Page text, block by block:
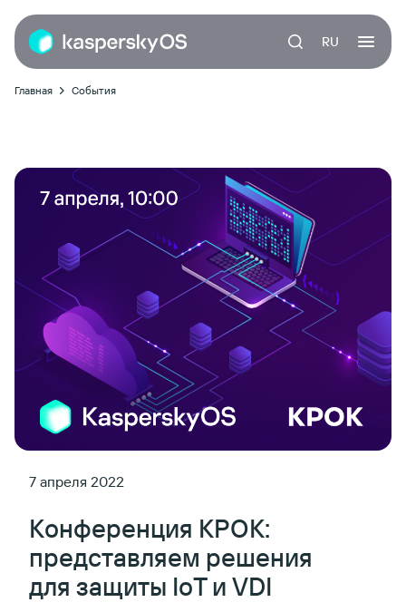
RU
Главная События
7 апреля 2022
Конференция КРОК:
представляем решения
для защиты IoT и VDI